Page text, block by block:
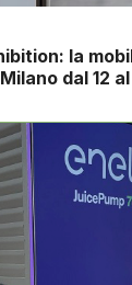
la
dal 12